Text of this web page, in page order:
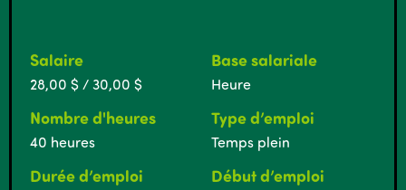
Salaire
28,00 $ / 30,00 $
Base salariale
Heure
Nombre d'heures
40 heures
Type d’emploi
Temps plein
Durée d’emploi Début d’emploi